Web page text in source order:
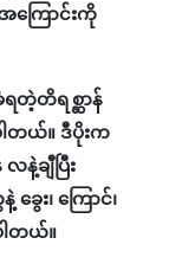
ကြောင်းကို
တဲ့တိရစ္ဆာန်
တယ်။ ဒီပိုးက
ချီပြီး
ေး၊ ကြောင်၊
ါတယ်။